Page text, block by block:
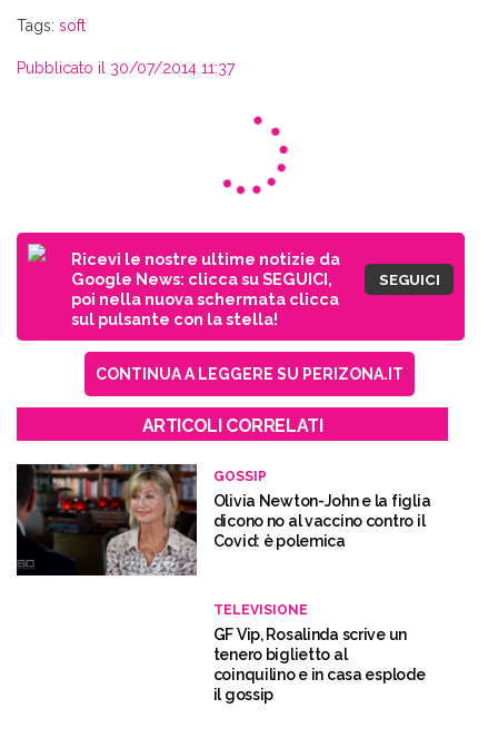
Tags: soft
Pubblicato il 30/07/2014 11:37
Ricevi le nostre ultime notizie da
Google News: clicca su SEGUICI,
poi nella nuova schermata clicca
sul pulsante con la stella!
SEGUICI
CONTINUA A LEGGERE SU PERIZONA.IT
ARTICOLI CORRELATI
GOSSIP
Olivia Newton-John e la figlia
dicono no al vaccino contro il
Covid: è polemica
TELEVISIONE
GF Vip, Rosalinda scrive un
tenero biglietto al
coinquilino e in casa esplode
il gossip